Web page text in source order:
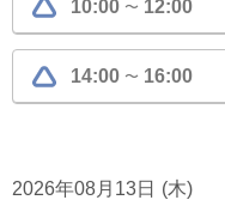
10:00 〜 12:00
14:00 〜 16:00
2026年08月13日 (木)